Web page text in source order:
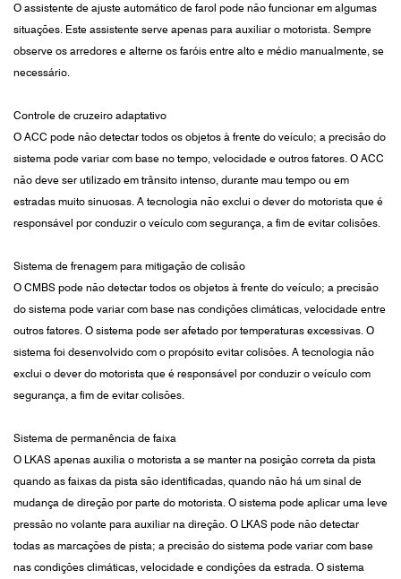
O assistente de ajuste automático de farol pode não funcionar em algumas
situações. Este assistente serve apenas para auxiliar o motorista. Sempre
observe os arredores e alterne os faróis entre alto e médio manualmente, se
necessário.
Controle de cruzeiro adaptativo
O ACC pode não detectar todos os objetos à frente do veículo; a precisão do
sistema pode variar com base no tempo, velocidade e outros fatores. O ACC
não deve ser utilizado em trânsito intenso, durante mau tempo ou em
estradas muito sinuosas. A tecnologia não exclui o dever do motorista que é
responsável por conduzir o veículo com segurança, a fim de evitar colisões.
Sistema de frenagem para mitigação de colisão
O CMBS pode não detectar todos os objetos à frente do veículo; a precisão
do sistema pode variar com base nas condições climáticas, velocidade entre
outros fatores. O sistema pode ser afetado por temperaturas excessivas. O
sistema foi desenvolvido com o propósito evitar colisões. A tecnologia não
exclui o dever do motorista que é responsável por conduzir o veículo com
segurança, a fim de evitar colisões.
Sistema de permanência de faixa
O LKAS apenas auxilia o motorista a se manter na posição correta da pista
quando as faixas da pista são identificadas, quando não há um sinal de
mudança de direção por parte do motorista. O sistema pode aplicar uma leve
pressão no volante para auxiliar na direção. O LKAS pode não detectar
todas as marcações de pista; a precisão do sistema pode variar com base
nas condições climáticas, velocidade e condições da estrada. O sistema